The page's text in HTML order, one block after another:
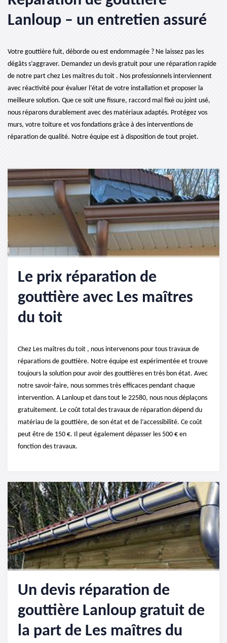
Lanloup – un entretien assuré
Votre gouttière fuit, déborde ou est endommagée ? Ne laissez pas les
dégâts s’aggraver. Demandez un devis gratuit pour une réparation rapide
de notre part chez Les maîtres du toit . Nos professionnels interviennent
avec réactivité pour évaluer l’état de votre installation et proposer la
meilleure solution. Que ce soit une fissure, raccord mal fixé ou joint usé,
nous réparons durablement avec des matériaux adaptés. Protégez vos
murs, votre toiture et vos fondations grâce à des interventions de
réparation de qualité. Notre équipe est à disposition de tout projet.
Le prix réparation de
gouttière avec Les maîtres
du toit
Chez Les maîtres du toit , nous intervenons pour tous travaux de
réparations de gouttière. Notre équipe est expérimentée et trouve
toujours la solution pour avoir des gouttières en très bon état. Avec
notre savoir-faire, nous sommes très efficaces pendant chaque
intervention. A Lanloup et dans tout le 22580, nous nous déplaçons
gratuitement. Le coût total des travaux de réparation dépend du
matériau de la gouttière, de son état et de l’accessibilité. Ce coût
peut être de 150 €. Il peut également dépasser les 500 € en
fonction des travaux.
Un devis réparation de
gouttière Lanloup gratuit de
la part de Les maîtres du